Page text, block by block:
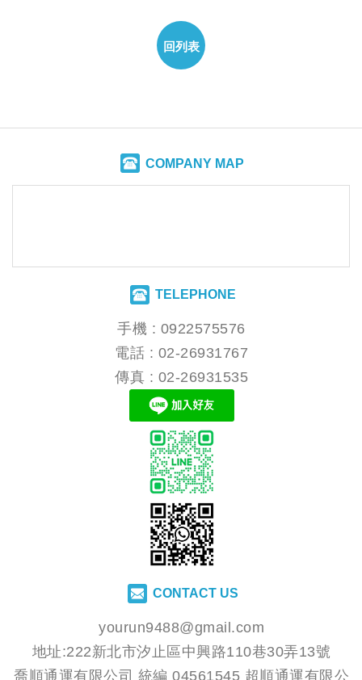
回列表
COMPANY MAP
TELEPHONE
手機 : 0922575576
電話 : 02-26931767
傳真 : 02-26931535
CONTACT US
yourun9488@gmail.com
地址:222新北市汐止區中興路110巷30弄13號
喬順通運有限公司 統編 04561545 超順通運有限公